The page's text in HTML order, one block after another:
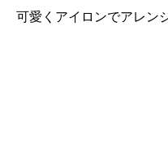
可愛くアイロンでアレン